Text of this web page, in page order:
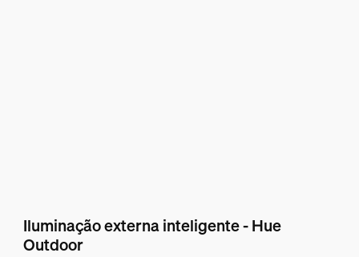
Iluminação externa inteligente - Hue
Outdoor